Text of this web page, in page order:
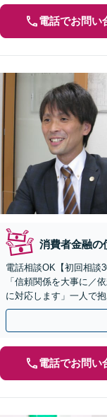
電話でお問い
消費者金融の
電話相談OK【初回相談
「信頼関係を大事に／
に対応します」一人で
個室対応】
電話でお問い